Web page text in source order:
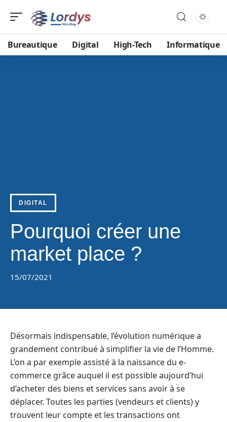
Bureautique Digital High-Tech Informatique
DIGITAL
Pourquoi créer une
market place ?
15/07/2021
Désormais indispensable, l’évolution numérique a
grandement contribué à simplifier la vie de l’Homme.
L’on a par exemple assisté à la naissance du e-
commerce grâce auquel il est possible aujourd’hui
d’acheter des biens et services sans avoir à se
déplacer. Toutes les parties (vendeurs et clients) y
trouvent leur compte et les transactions ont